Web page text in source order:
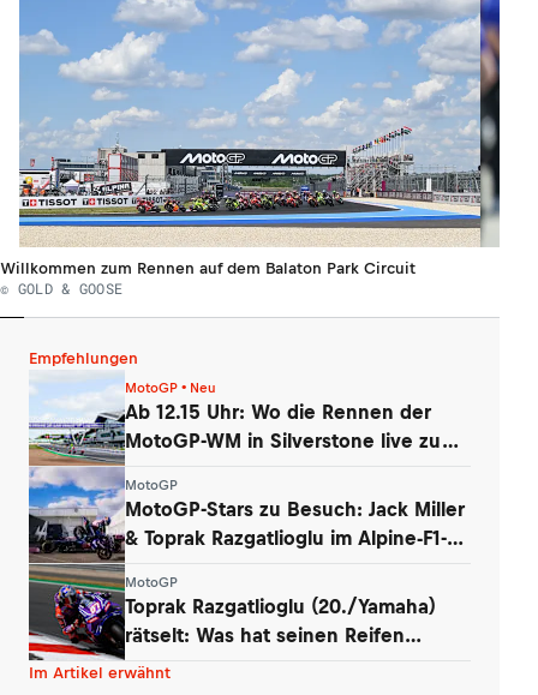
Willkommen zum Rennen auf dem Balaton Park Circuit
© GOLD & GOOSE
Empfehlungen
MotoGP • Neu
Ab 12.15 Uhr: Wo die Rennen der
MotoGP-WM in Silverstone live zu
MotoGP
MotoGP-Stars zu Besuch: Jack Miller
& Toprak Razgatlioglu im Alpine-F1-
MotoGP
Toprak Razgatlioglu (20./Yamaha)
rätselt: Was hat seinen Reifen
zerstört?
Im Artikel erwähnt